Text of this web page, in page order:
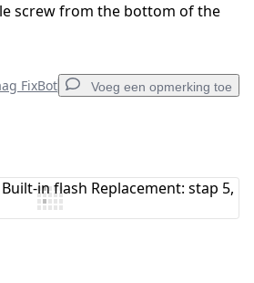
screw from the bottom of the
FixBot Voeg een opmerking toe
toe